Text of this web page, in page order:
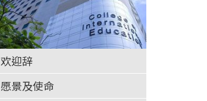
欢迎辞
愿景及使命